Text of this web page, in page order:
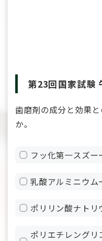
第23回国家試験
歯磨剤の成分と効果
か。
フッ化第一スズ
乳酸アルミニウム
ポリリン酸ナト
ポリエチレング